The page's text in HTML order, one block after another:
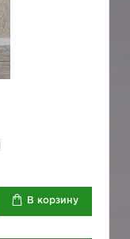
В корзину